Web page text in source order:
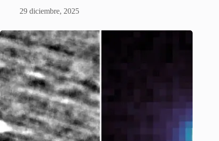
29 diciembre, 2025